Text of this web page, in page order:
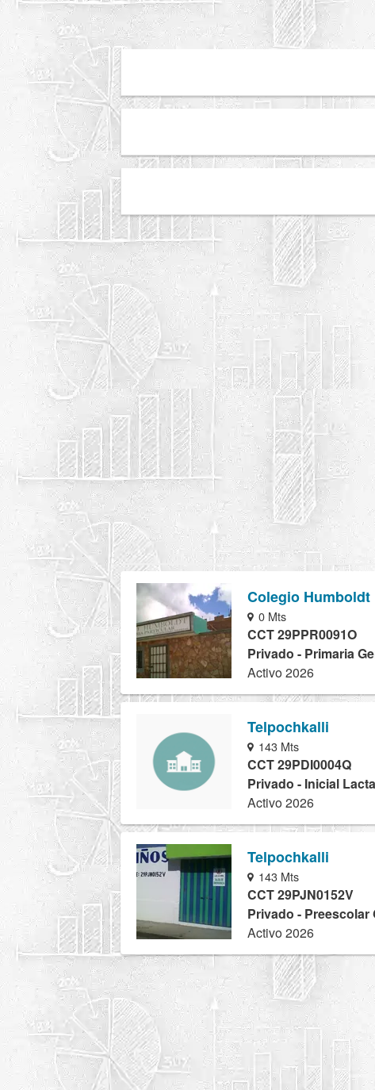
Colegio Humboldt
0 Mts
CCT 29PPR0091O
Privado - Primaria
Activo 2026
Telpochkalli
143 Mts
CCT 29PDI0004Q
Privado - Inicial
Activo 2026
Telpochkalli
143 Mts
CCT 29PJN0152V
Privado - Preescolar
Activo 2026